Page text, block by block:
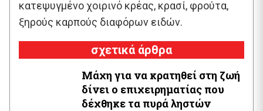
κατεψυγμένο χοιρινό κρέας, κρασί, φρούτα,
ξηρούς καρπούς διαφόρων ειδών.
σχετικά άρθρα
Μάχη για να κρατηθεί στη ζωή
δίνει ο επιχειρηματίας που
δέχθηκε τα πυρά ληστών